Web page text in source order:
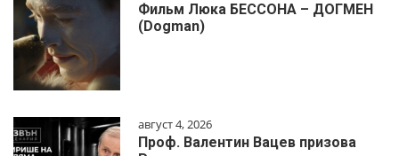
Фильм Люка БЕССОНА – ДОГМЕН
(Dogman)
август 4, 2026
Проф. Валентин Вацев призова